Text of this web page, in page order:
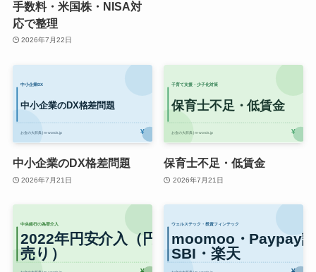
手数料・米国株・NISA対
応で整理
2026年7月22日
中小企業のDX格差問題
2026年7月21日
保育士不足・低賃金
2026年7月21日